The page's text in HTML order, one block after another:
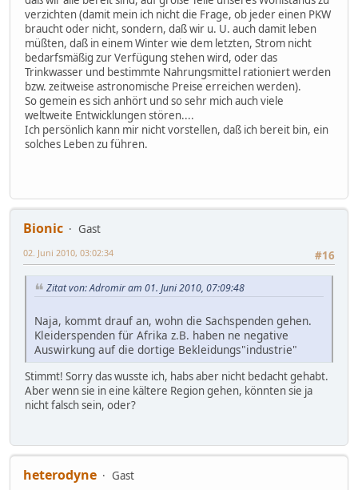
verzichten (damit mein ich nicht die Frage, ob jeder einen PKW
braucht oder nicht, sondern, daß wir u. U. auch damit leben
müßten, daß in einem Winter wie dem letzten, Strom nicht
bedarfsmäßig zur Verfügung stehen wird, oder das
Trinkwasser und bestimmte Nahrungsmittel rationiert werden
bzw. zeitweise astronomische Preise erreichen werden).
So gemein es sich anhört und so sehr mich auch viele
weltweite Entwicklungen stören....
Ich persönlich kann mir nicht vorstellen, daß ich bereit bin, ein
solches Leben zu führen.
Bionic
Gast
#16
02. Juni 2010, 03:02:34
Zitat von: Adromir am 01. Juni 2010, 07:09:48
Naja, kommt drauf an, wohn die Sachspenden gehen.
Kleiderspenden für Afrika z.B. haben ne negative
Auswirkung auf die dortige Bekleidungs"industrie"
Stimmt! Sorry das wusste ich, habs aber nicht bedacht gehabt.
Aber wenn sie in eine kältere Region gehen, könnten sie ja
nicht falsch sein, oder?
heterodyne
Gast